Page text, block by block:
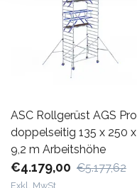
ASC Rollgerüst AGS Pro
doppelseitig 135 x 250 x
9,2 m Arbeitshöhe
€4.179,00 €5.177,62
Exkl. MwSt